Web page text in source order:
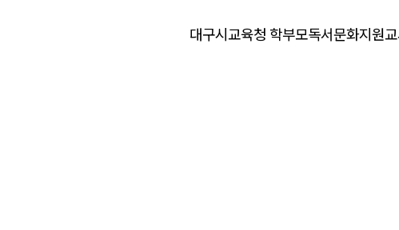
대구시교육청 학부모독서문화지원